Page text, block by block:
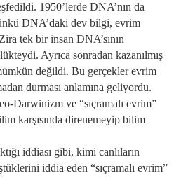
1950’lerde DNA’nın da
DNA’daki dev bilgi, evrim
tek bir insan DNA’sının
Ayrıca sonradan kazanılmış
değildi. Bu gerçekler evrim
durması anlamına geliyordu.
Darwinizm ve “sıçramalı evrim”
karşısında direnemeyip bilim
iddiası gibi, kimi canlıların
iddia eden “sıçramalı evrim”